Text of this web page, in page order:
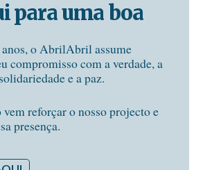
para uma boa
o AbrilAbril assume
compromisso com a verdade, a
e a paz.
reforçar o nosso projecto e
presença.